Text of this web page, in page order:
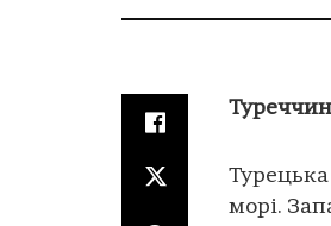
морі.